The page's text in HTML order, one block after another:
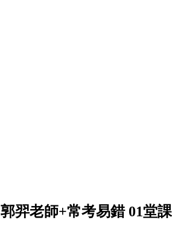
羿老師+常考易錯 01堂